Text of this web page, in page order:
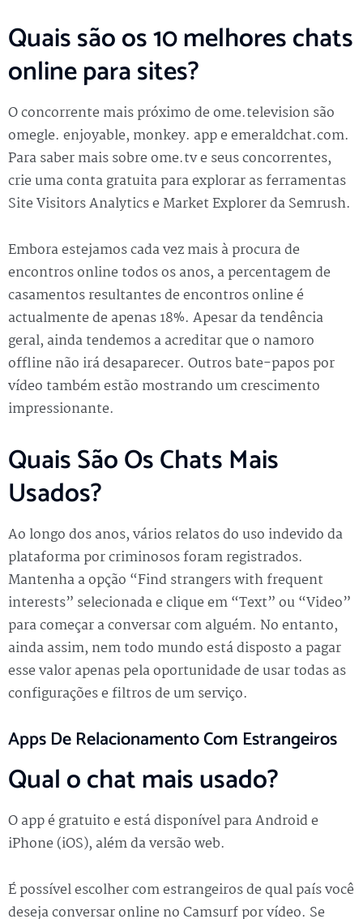
Quais são os 10 melhores chats
online para sites?
O concorrente mais próximo de ome.television são
omegle. enjoyable, monkey. app e emeraldchat.com.
Para saber mais sobre ome.tv e seus concorrentes,
crie uma conta gratuita para explorar as ferramentas
Site Visitors Analytics e Market Explorer da Semrush.
Embora estejamos cada vez mais à procura de
encontros online todos os anos, a percentagem de
casamentos resultantes de encontros online é
actualmente de apenas 18%. Apesar da tendência
geral, ainda tendemos a acreditar que o namoro
offline não irá desaparecer. Outros bate-papos por
vídeo também estão mostrando um crescimento
impressionante.
Quais São Os Chats Mais
Usados?
Ao longo dos anos, vários relatos do uso indevido da
plataforma por criminosos foram registrados.
Mantenha a opção “Find strangers with frequent
interests” selecionada e clique em “Text” ou “Video”
para começar a conversar com alguém. No entanto,
ainda assim, nem todo mundo está disposto a pagar
esse valor apenas pela oportunidade de usar todas as
configurações e filtros de um serviço.
Apps De Relacionamento Com Estrangeiros
Qual o chat mais usado?
O app é gratuito e está disponível para Android e
iPhone (iOS), além da versão web.
É possível escolher com estrangeiros de qual país você
deseja conversar online no Camsurf por vídeo. Se